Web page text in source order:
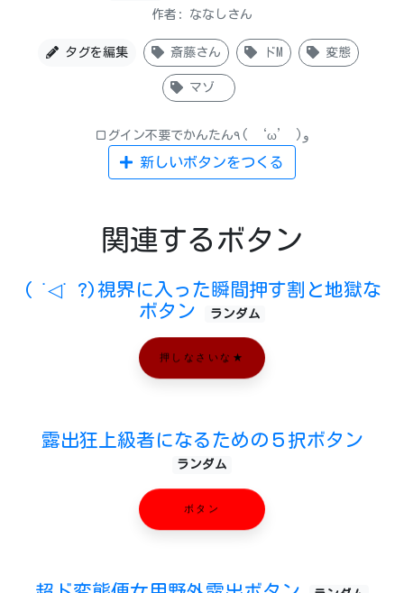
作者: ななしさん
タグを編集 斎藤さん ドM 変態
マゾ
ログイン不要でかんたん٩( ‘ω’ )و
新しいボタンをつくる
関連するボタン
( ˙◁˙ ?)視界に入った瞬間押す割と地獄な
ボタン
ランダム
押しなさいな★
露出狂上級者になるための５択ボタン
ランダム
ボタン